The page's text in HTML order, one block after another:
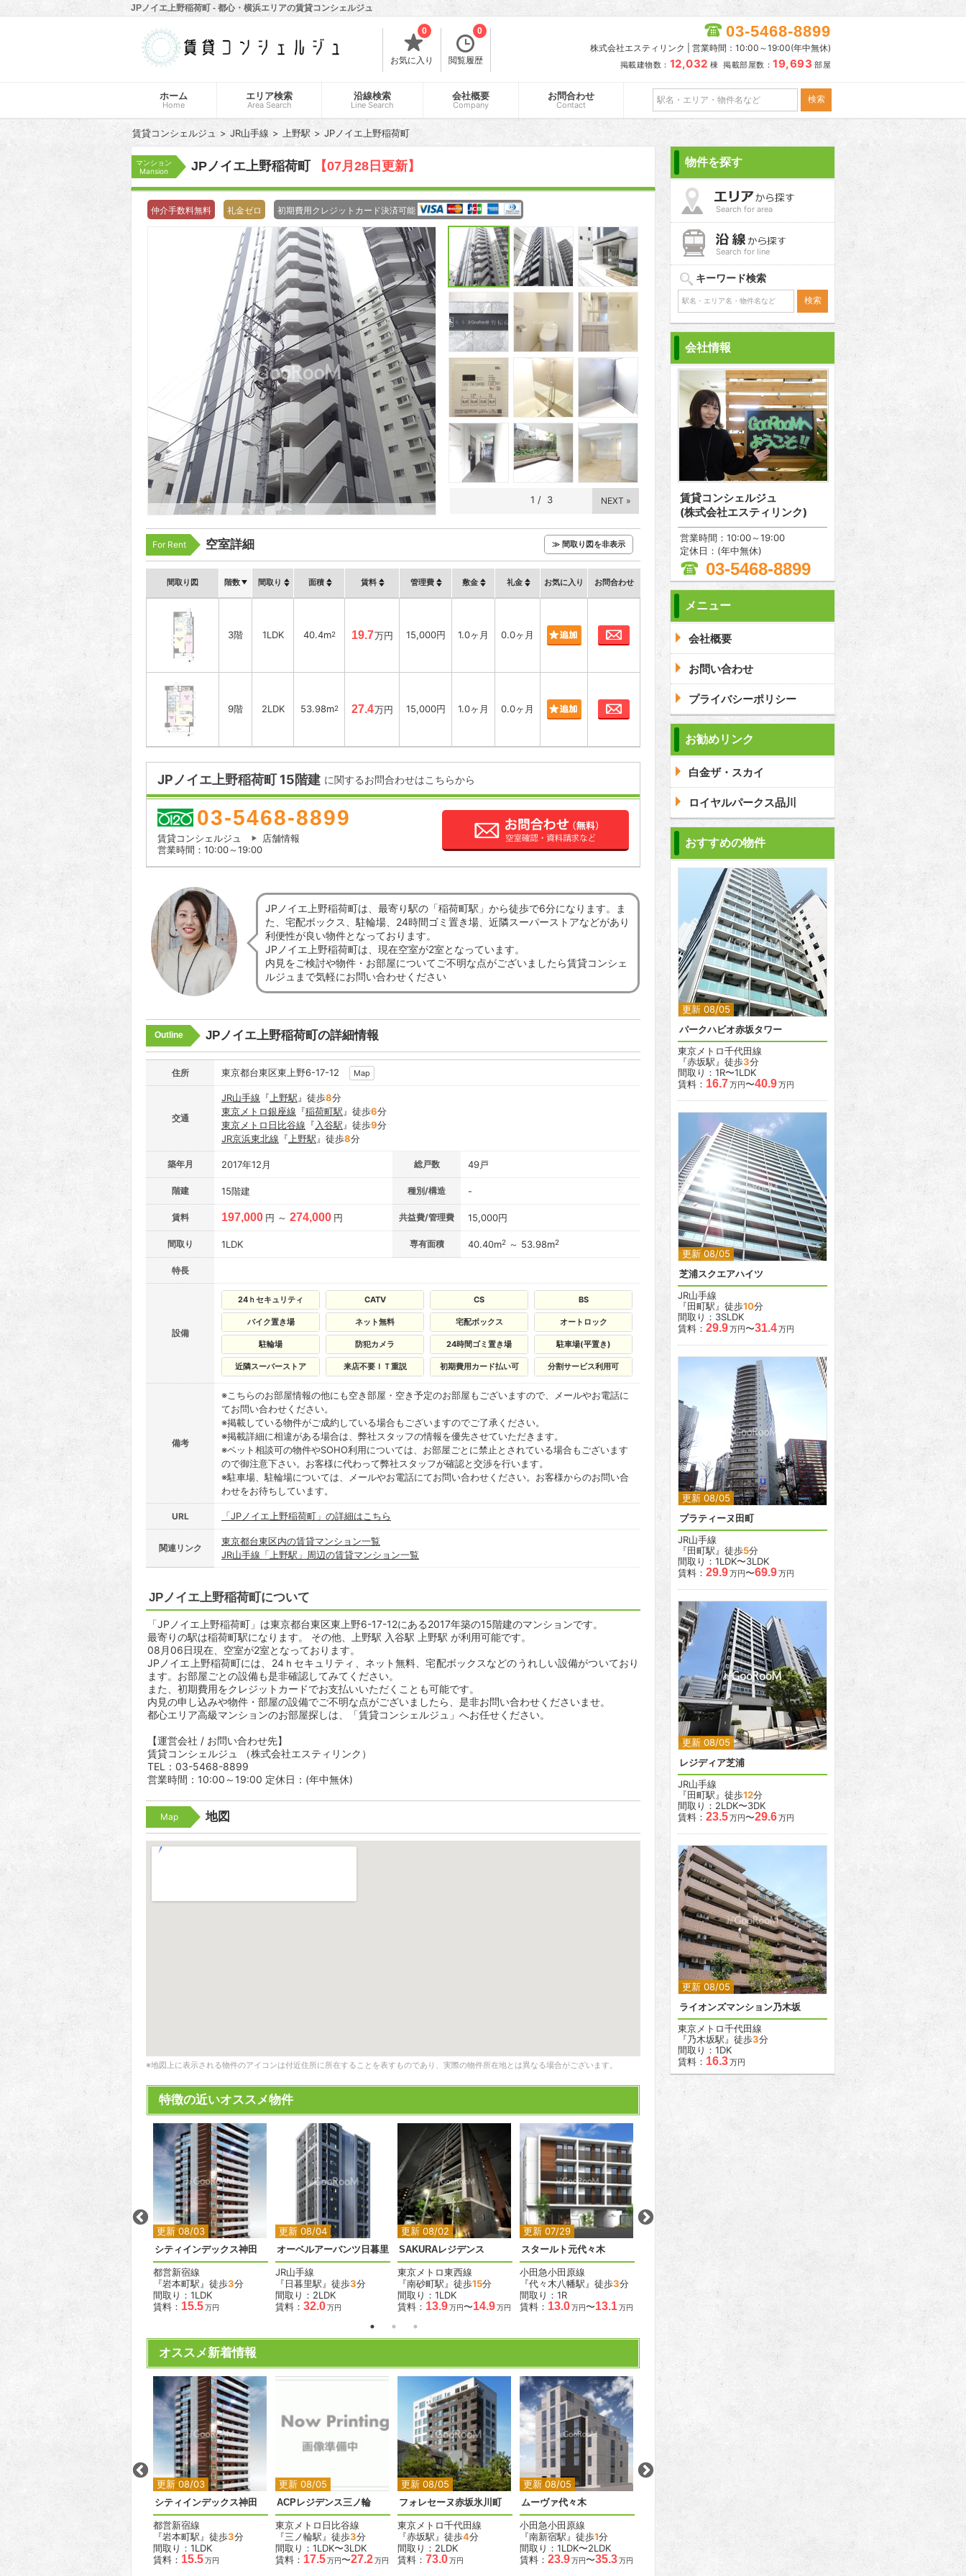
JPノイエ上野稲荷町 - 都心・横浜エリアの賃貸コンシェルジュ
お気に入り
0
閲覧履歴
0 03-5468-8899
株式会社エスティリンク | 営業時間：10:00～19:00(年中無休)
掲載建物数： 12,032 棟 掲載部屋数： 19,693 部屋
ホーム
Home
エリア検索
Area Search
沿線検索
Line Search
会社概要
Company
お問合わせ
Contact
賃貸コンシェルジュ JR山手線 上野駅 JPノイエ上野稲荷町
マンション
Mansion
JPノイエ上野稲荷町 【07月28日更新】
仲介手数料無料 礼金ゼロ 初期費用クレジットカード決済可能
1 / 3 NEXT »
For Rent 空室詳細 ≫ 間取り図を非表示
間取り図 階数 間取り 面積 賃料 管理費 敷金 礼金 お気に入り お問合わせ
3階 1LDK 40.4m2 19.7万円 15,000円 1.0ヶ月 0.0ヶ月
9階 2LDK 53.98m2 27.4万円 15,000円 1.0ヶ月 0.0ヶ月 お問合わせ
JPノイエ上野稲荷町 15階建 に関するお問合わせはこちらから
03-5468-8899
賃貸コンシェルジュ
店舗情報
営業時間：10:00～19:00
JPノイエ上野稲荷町は、最寄り駅の「稲荷町駅」から徒歩で6分になります。ま
た、宅配ボックス、駐輪場、24時間ゴミ置き場、近隣スーパーストアなどがあり
利便性が良い物件となっております。
JPノイエ上野稲荷町は、現在空室が2室となっています。
内見をご検討や物件・お部屋についてご不明な点がございましたら賃貸コンシェ
ルジュまで気軽にお問い合わせください
Outline JPノイエ上野稲荷町の詳細情報
住所 東京都台東区東上野6-17-12 Map
交通
JR山手線 『 上野駅 』徒歩8分
東京メトロ銀座線 『稲荷町駅 』徒歩6分
東京メトロ日比谷線 『 入谷駅 』徒歩9分
JR京浜東北線 『 上野駅 』徒歩8分
築年月 2017年12月 総戸数 49戸
階建 15階建 種別/構造 -
賃料 197,000 円 ～ 274,000 円 共益費/管理費 15,000円
間取り 1LDK 専有面積 40.40m2 ～ 53.98m2
特長
設備
24ｈセキュリティ CATV CS BS
バイク置き場 ネット無料 宅配ボックス オートロック
駐輪場 防犯カメラ 24時間ゴミ置き場 駐車場(平置き)
近隣スーパーストア 来店不要ＩＴ重説 初期費用カード払い可 分割サービス利用可
備考
※こちらのお部屋情報の他にも空き部屋・空き予定のお部屋もございますので、メールやお電話に
てお問い合わせください。
※掲載している物件がご成約している場合もございますのでご了承ください。
※掲載詳細に相違がある場合は、弊社スタッフの情報を優先させていただきます。
※ペット相談可の物件やSOHO利用については、お部屋ごとに禁止とされている場合もございます
ので御注意下さい。お客様に代わって弊社スタッフが確認と交渉を行います。
※駐車場、駐輪場については、メールやお電話にてお問い合わせください。お客様からのお問い合
わせをお待ちしています。
URL 「JPノイエ上野稲荷町」の詳細はこちら
関連リンク
東京都台東区内の賃貸マンション一覧
JR山手線「上野駅」周辺の賃貸マンション一覧
JPノイエ上野稲荷町について
「JPノイエ上野稲荷町」は東京都台東区東上野6-17-12にある2017年築の15階建のマンションです。
最寄りの駅は稲荷町駅になります。 その他、上野駅 入谷駅 上野駅 が利用可能です。
08月06日現在、空室が2室となっております。
JPノイエ上野稲荷町には、24ｈセキュリティ、ネット無料、宅配ボックスなどのうれしい設備がついており
ます。お部屋ごとの設備も是非確認してみてください。
また、初期費用をクレジットカードでお支払いいただくことも可能です。
内見の申し込みや物件・部屋の設備でご不明な点がございましたら、是非お問い合わせくださいませ。
都心エリア高級マンションのお部屋探しは、「賃貸コンシェルジュ」へお任せください。
【運営会社 / お問い合わせ先】
賃貸コンシェルジュ （株式会社エスティリンク）
TEL：03-5468-8899
営業時間：10:00～19:00 定休日：(年中無休)
Map 地図
※地図上に表示される物件のアイコンは付近住所に所在することを表すものであり、実際の物件所在地とは異なる場合がございます。
特徴の近いオススメ物件
バースシティ東五反田
『五反田駅』徒歩 5
分
間取り：2LDK
賃料： 33.0
更新 08/03
2
シティインデックス神田
都営新宿線
『岩本町駅』徒歩3分
間取り：1LDK
賃料： 15.5万円
更新 08/04
オーベルアーバンツ日暮里
JR山手線
『日暮里駅』徒歩3分
間取り：2LDK
賃料： 32.0万円
更新 08/02
2
SAKURAレジデンス
東京メトロ東西線
『南砂町駅』徒歩15分
間取り：1LDK
賃料： 13.9万円〜14.9万円
更新 07/29
2
スタールト元代々木
小田急小田原線
『代々木八幡駅』徒歩3分
間取り：1R
賃料： 13.0万円〜13.1万円
東急目黒線
『不動前駅』徒歩
間取り：1K
11.9
更新 08/05
東急田園都市線
『池尻大橋駅』徒歩
間取り：2DK
32.0
ステージグランデ
『御徒町駅』徒歩
間取り：1LDK
賃料：
19.0
オススメ新着情報
更新 08/02
『駒沢大学駅』徒歩
間取り：1R〜1LDK
11.6 〜
更新 08/03
2
シティインデックス神田
都営新宿線
『岩本町駅』徒歩3分
間取り：1LDK
賃料： 15.5万円
更新 08/05
2
ACPレジデンス三ノ輪
東京メトロ日比谷線
『三ノ輪駅』徒歩3分
間取り：1LDK〜3LDK
賃料： 17.5万円〜27.2万円
更新 08/05
2
フォレセーヌ赤坂氷川町
東京メトロ千代田線
『赤坂駅』徒歩4分
間取り：2LDK
賃料： 73.0万円
更新 08/05
2
ムーヴァ代々木
小田急小田原線
『南新宿駅』徒歩1分
間取り：1LDK〜2LDK
賃料： 23.9万円〜35.3万円
オーベルアーバンツ日暮里
『日暮里駅』徒歩
間取り：2LDK
賃料：
32.0
更新 08/04
ウィルローズ月島テラス
東京メトロ有楽町線
『月島駅』徒歩
間取り：1SLDK
万円
更新 08/01
『大森駅』徒歩
間取り：1DK〜
物件を探す
Search for area
Search for line
キーワード検索
会社情報
賃貸コンシェルジュ
(株式会社エスティリンク)
営業時間：10:00～19:00
定休日：(年中無休)
03-5468-8899
メニュー
会社概要
お問い合わせ
プライバシーポリシー
お勧めリンク
白金ザ・スカイ
ロイヤルパークス品川
おすすめの物件
更新 08/05
2 2
パークハビオ赤坂タワー
東京メトロ千代田線
『赤坂駅』徒歩3分
間取り：1R〜1LDK
賃料： 16.7万円〜40.9万円
更新 08/05
2 2
芝浦スクエアハイツ
JR山手線
『田町駅』徒歩10分
間取り：3SLDK
賃料： 29.9万円〜31.4万円
更新 08/05
2 2
プラティーヌ田町
JR山手線
『田町駅』徒歩5分
間取り：1LDK〜3LDK
賃料： 29.9万円〜69.9万円
更新 08/05
2 2
レジディア芝浦
JR山手線
『田町駅』徒歩12分
間取り：2LDK〜3DK
賃料： 23.5万円〜29.6万円
更新 08/05
2
ライオンズマンション乃木坂
東京メトロ千代田線
『乃木坂駅』徒歩3分
間取り：1DK
賃料： 16.3万円